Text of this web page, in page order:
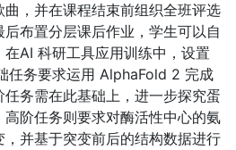
，并在课程结束前组织全班评选
布置分层课后作业，学生可以自
AI 科研工具应用训练中，设置
任务要求运用 AlphaFold 2 完成
务需在此基础上，进一步探究蛋
阶任务则要求对酶活性中心的氨
并基于突变前后的结构数据进行